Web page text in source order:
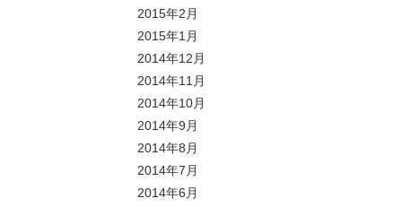
2015年2月
2015年1月
2014年12月
2014年11月
2014年10月
2014年9月
2014年8月
2014年7月
2014年6月